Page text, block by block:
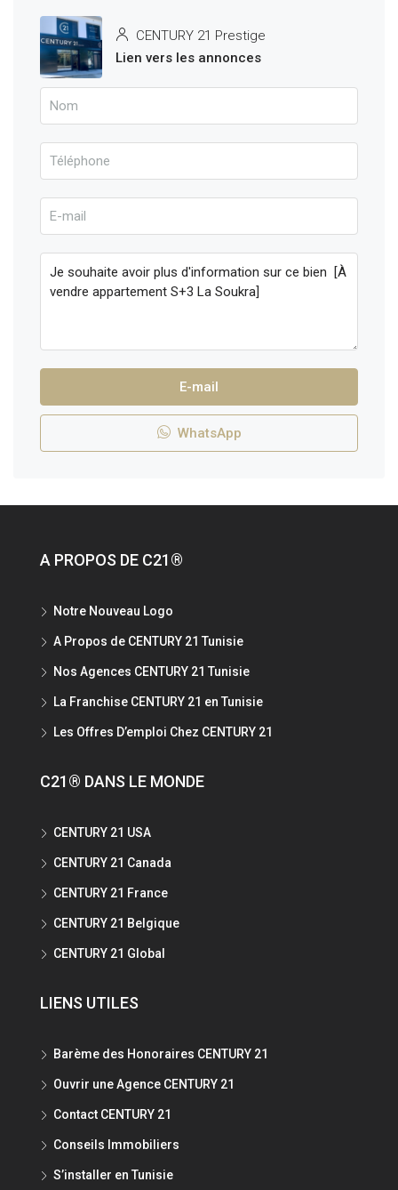
CENTURY 21 Prestige
Lien vers les annonces
E-mail
WhatsApp
A PROPOS DE C21®
Notre Nouveau Logo
A Propos de CENTURY 21 Tunisie
Nos Agences CENTURY 21 Tunisie
La Franchise CENTURY 21 en Tunisie
Les Offres D’emploi Chez CENTURY 21
C21® DANS LE MONDE
CENTURY 21 USA
CENTURY 21 Canada
CENTURY 21 France
CENTURY 21 Belgique
CENTURY 21 Global
LIENS UTILES
Barème des Honoraires CENTURY 21
Ouvrir une Agence CENTURY 21
Contact CENTURY 21
Conseils Immobiliers
S’installer en Tunisie